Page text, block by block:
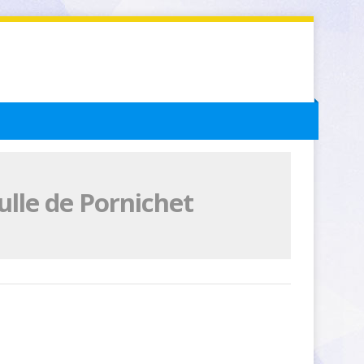
de Pornichet